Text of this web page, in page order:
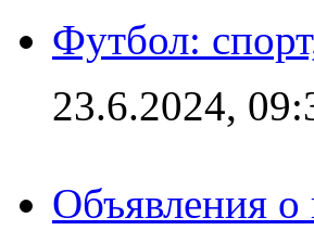
Футбол:
23.6.2024,
Объявления о